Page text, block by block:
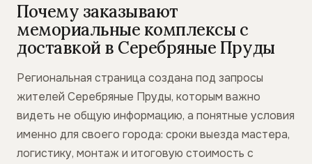
Почему заказывают
мемориальные комплексы с
доставкой в Серебряные Пруды
Региональная страница создана под запросы
жителей Серебряные Пруды, которым важно
видеть не общую информацию, а понятные условия
именно для своего города: сроки выезда мастера,
логистику, монтаж и итоговую стоимость с